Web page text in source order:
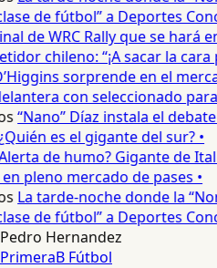
de fútbol” a Deportes
de WRC Rally que se hará
chileno: “¡A sacar la cara
sorprende en el
con seleccionado
“Nano” Díaz instala el
es el gigante del sur? •
de humo? Gigante de
pleno mercado de pases •
La tarde-noche donde la
de fútbol” a Deportes
Pedro Hernandez
PrimeraB Fútbol